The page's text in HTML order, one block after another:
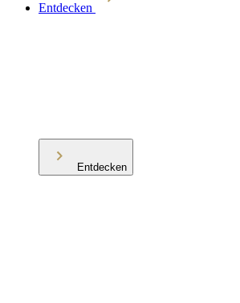
Entdecken
Entdecken